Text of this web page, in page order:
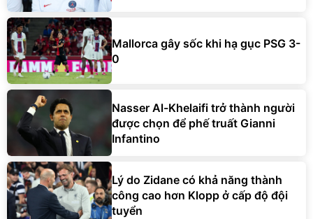
Mallorca gây sốc khi hạ gục PSG 3-
0
Nasser Al-Khelaifi trở thành người
được chọn để phế truất Gianni
Infantino
Lý do Zidane có khả năng thành
công cao hơn Klopp ở cấp độ đội
tuyển